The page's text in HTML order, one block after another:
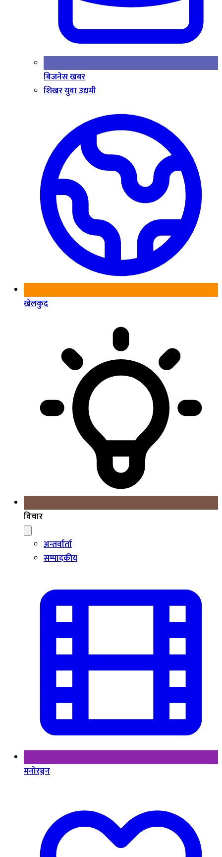
बिजनेस खबर
शिखर युवा उद्यमी
खेलकुद
विचार
अन्तर्वार्ता
सम्पादकीय
मनोरञ्जन